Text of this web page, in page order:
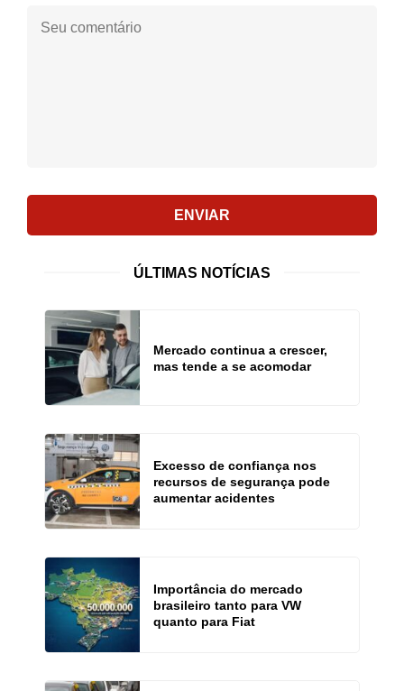
comentário:
ENVIAR
ÚLTIMAS NOTÍCIAS
Mercado continua a crescer,
mas tende a se acomodar
Excesso de confiança nos
recursos de segurança pode
aumentar acidentes
Importância do mercado
brasileiro tanto para VW
quanto para Fiat